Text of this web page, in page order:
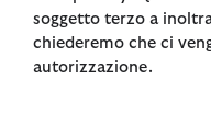
soggetto terzo a
chiederemo che ci
autorizzazione.